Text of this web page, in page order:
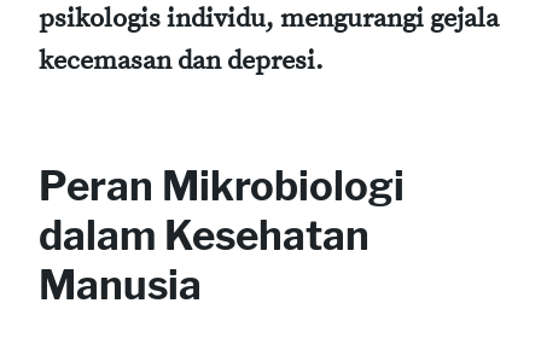
psikologis individu, mengurangi gejala
kecemasan dan depresi.
Peran Mikrobiologi
dalam Kesehatan
Manusia